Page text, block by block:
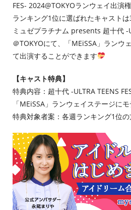
FES- 2024@TOKYOランウェイ出演
ランキング1位に選ばれたキャスト
ミュゼプラチナム presents 超十代 -
＠TOKYOにて、「MEiSSA」ランウ
て出演することができます
【キャスト特典】
特典内容：超十代 -ULTRA TEENS
「MEiSSA」ランウェイステージに
特典対象者案：各週ランキング1位の